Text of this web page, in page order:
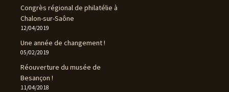
Congrès régional de philatélie à
Chalon-sur-Saône
12/04/2019
Une année de changement !
05/02/2019
Réouverture du musée de
Besançon !
11/04/2018